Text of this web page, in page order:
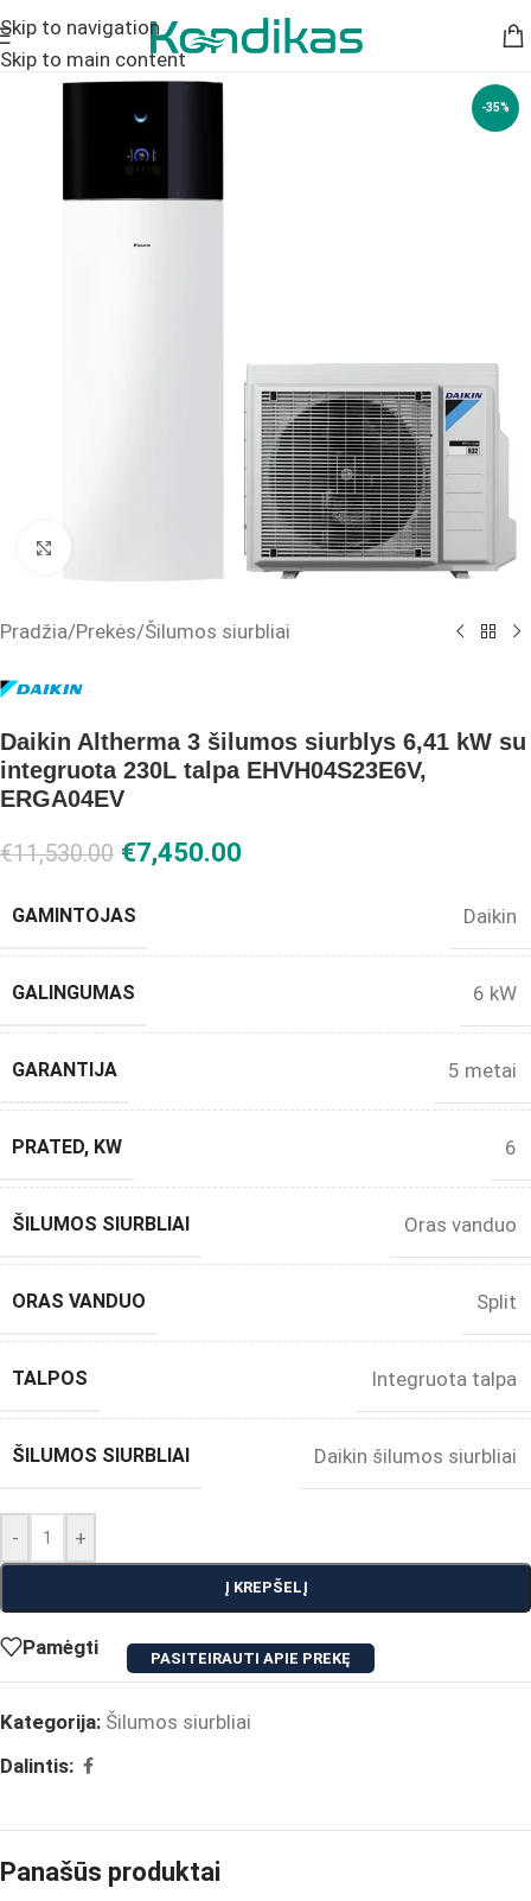
Skip to navigation
Skip to main content
-35%
Pradžia/Prekės/Šilumos siurbliai
Daikin Altherma 3 šilumos siurblys 6,41 kW su
integruota 230L talpa EHVH04S23E6V,
ERGA04EV
€11,530.00 €7,450.00
GAMINTOJAS Daikin
GALINGUMAS 6 kW
GARANTIJA 5 metai
PRATED, KW 6
ŠILUMOS SIURBLIAI Oras vanduo
ORAS VANDUO Split
TALPOS Integruota talpa
ŠILUMOS SIURBLIAI Daikin šilumos siurbliai
- +
Į KREPŠELĮ
Pamėgti
PASITEIRAUTI APIE PREKĘ
Kategorija: Šilumos siurbliai
Dalintis:
Panašūs produktai